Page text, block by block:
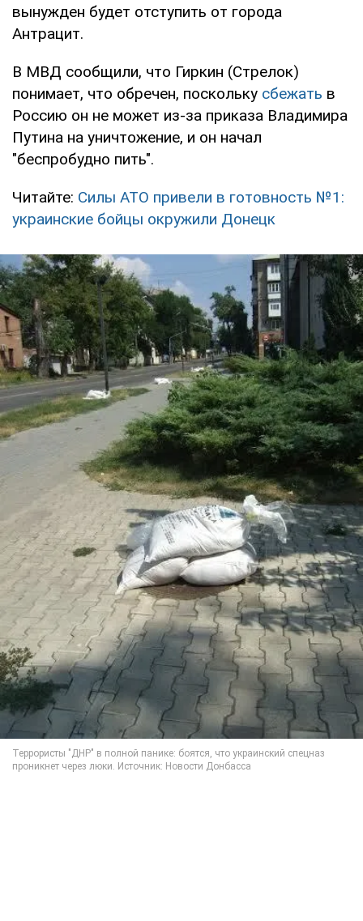
вынужден будет отступить от города
Антрацит.
В МВД сообщили, что Гиркин (Стрелок)
понимает, что обречен, поскольку сбежать в
Россию он не может из-за приказа Владимира
Путина на уничтожение, и он начал
"беспробудно пить".
Читайте: Силы АТО привели в готовность №1:
украинские бойцы окружили Донецк